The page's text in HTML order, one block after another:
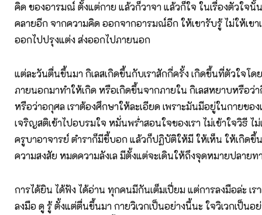
คิด ของอารมณ์ ตั้งแต่กาย แล้วก็วาจา แล้วก็ใจ ในเรื่องตัวใจนั้
คลายอีก จากความคิด ออกจากอารมณ์อีก ให้เขารับรู้ ไม่ให้เขา
ออกไปปรุงแต่ง ส่งออกไปภายนอก
แต่ละวันตื่นขึ้นมา กิเลสเกิดขึ้นกับเราสักกี่ครั้ง เกิดขึ้นที่ตัวใจโด
ภายนอกมาทำให้เกิด หรือเกิดขึ้นจากภายใน กิเลสหยาบหรือว่า
หรือว่าอกุศล เราต้องศึกษาให้ละเอียด เพราะมันมีอยู่ในกายของ
เจริญสติเข้าไปอบรมใจ หมั่นพร่ำสอนใจของเรา ไม่เข้าใจวิธี ไ
ครูบาอาจารย์ ตำราก็มีชี้บอก แล้วก็ปฏิบัติให้มี ให้เห็น ให้เกิดขึ้
ความสงสัย หมดความลังเล มีตั้งแต่จะเดินให้ถึงจุดหมายปลายท
การได้ยิน ได้ฟัง ได้อ่าน ทุกคนมีกันเต็มเปี่ยม แต่การลงมือล่ะ เร
ลงมือ ดู รู้ ตั้งแต่ตื่นขึ้นมา กายวิเวกเป็นอย่างนี้นะ ใจวิเวกเป็นอ